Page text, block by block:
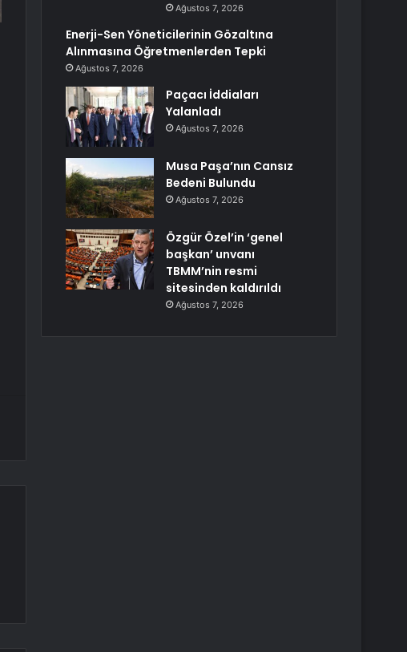
Ağustos 7, 2026
Enerji-Sen Yöneticilerinin Gözaltına
Alınmasına Öğretmenlerden Tepki
Ağustos 7, 2026
Paçacı İddiaları
Yalanladı
Ağustos 7, 2026
Musa Paşa’nın Cansız
Bedeni Bulundu
Ağustos 7, 2026
Özgür Özel’in ‘genel
başkan’ unvanı
TBMM’nin resmi
sitesinden kaldırıldı
Ağustos 7, 2026